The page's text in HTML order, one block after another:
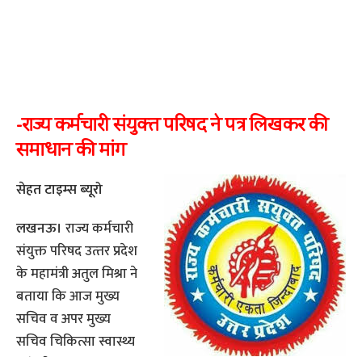
-राज्‍य कर्मचारी संयुक्‍त परिषद ने पत्र लिखकर की
समाधान की मांग
सेहत टाइम्‍स ब्‍यूरो
लखनऊ। राज्य कर्मचारी
संयुक्त परिषद उत्‍तर प्रदेश
के महामंत्री अतुल मिश्रा ने
बताया कि आज मुख्य
सचिव व अपर मुख्य
सचिव चिकित्सा स्वास्थ्य